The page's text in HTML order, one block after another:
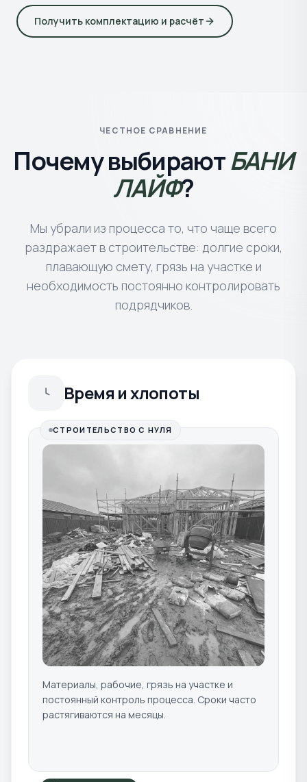
Получить комплектацию и расчёт
ЧЕСТНОЕ СРАВНЕНИЕ
Почему выбираютБАНИ
ЛАЙФ?
Мы убрали из процесса то, что чаще всего
раздражает в строительстве: долгие сроки,
плавающую смету, грязь на участке и
необходимость постоянно контролировать
подрядчиков.
Время и хлопоты
СТРОИТЕЛЬСТВО С НУЛЯ
Материалы, рабочие, грязь на участке и
постоянный контроль процесса. Сроки часто
растягиваются на месяцы.